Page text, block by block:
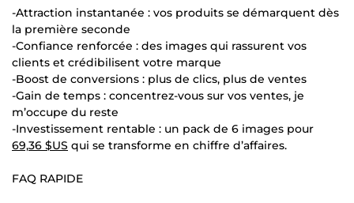
-Attraction instantanée : vos produits se démarquent dès
la première seconde
-Confiance renforcée : des images qui rassurent vos
clients et crédibilisent votre marque
-Boost de conversions : plus de clics, plus de ventes
-Gain de temps : concentrez-vous sur vos ventes, je
m’occupe du reste
-Investissement rentable : un pack de 6 images pour
69,36 $US qui se transforme en chiffre d’affaires.
FAQ RAPIDE